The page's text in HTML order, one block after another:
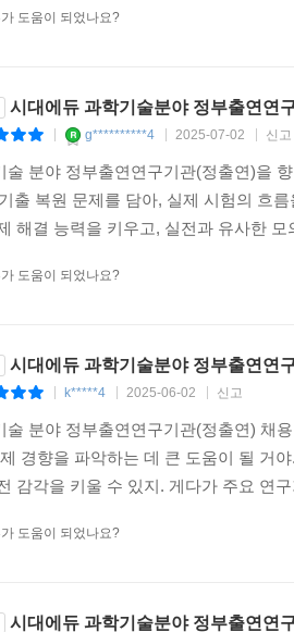
도움이 되었나요?
시대에듀 과학기술분야 정부출연연
g**********4 2025-07-02 신고
술 분야 정부출연연구기관(정출연)을
출 복원 문제를 담아, 실제 시험의 흐
해결 능력을 키우고, 실전과 유사한
도움이 되었나요?
시대에듀 과학기술분야 정부출연연
k*****4 2025-06-02 신고
술 분야 정부출연연구기관(정출연) 채
경향을 파악하는 데 큰 도움이 될 거
감각을 키울 수 있지. 게다가 주요 연
도움이 되었나요?
시대에듀 과학기술분야 정부출연연